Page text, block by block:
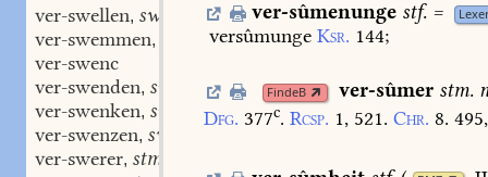
ver-swellen, swv.
ver-swemmen,
ver-swenc
ver-swenden, swv.
ver-swenken, swv.
ver-swenzen, swv.
ver-swerer, stm.
ver-sûmenunge stf. =
versûmunge Ksr. 144;
FindeB ver-sûmer stm.
Dfg. 377c. Rcsp. 1, 521. Chr. 8.